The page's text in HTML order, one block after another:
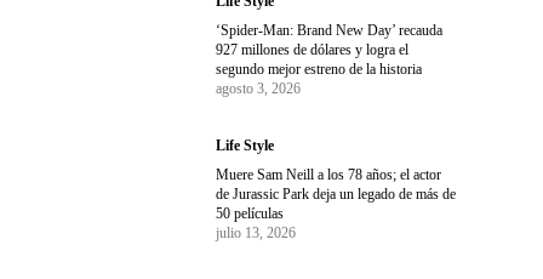
‘Spider-Man: Brand New Day’ recauda
927 millones de dólares y logra el
segundo mejor estreno de la historia
agosto 3, 2026
Life Style
Muere Sam Neill a los 78 años; el actor
de Jurassic Park deja un legado de más de
50 películas
julio 13, 2026